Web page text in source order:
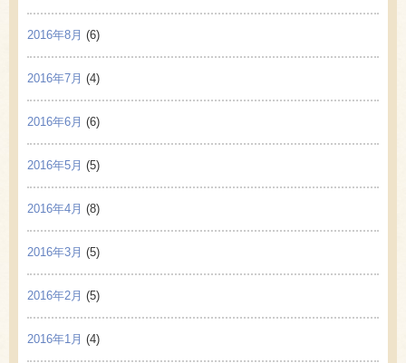
2016年8月 (6)
2016年7月 (4)
2016年6月 (6)
2016年5月 (5)
2016年4月 (8)
2016年3月 (5)
2016年2月 (5)
2016年1月 (4)